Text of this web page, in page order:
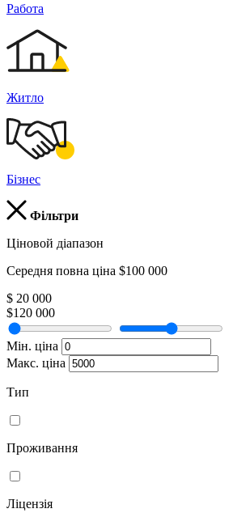
Работа
Житло
Бізнес
Фільтри
Ціновой діапазон
Середня повна ціна $100 000
$ 20 000
$120 000
Мін. ціна
Макс. ціна
Тип
Проживання
Ліцензія